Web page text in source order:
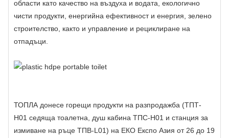
области като качество на въздуха и водата, екологично
чисти продукти, енергийна ефективност и енергия, зелено
строителство, както и управление и рециклиране на
отпадъци.
ТОПЛА донесе горещи продукти на разпродажба (ТПТ-
H01 седяща тоалетна , душ кабина ТПС-H01 и станция за
измиване на ръце ТПВ-L01) на ЕКО Експо Азия от 26 до 19